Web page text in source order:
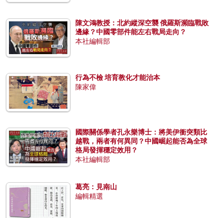
陳文鴻教授：北約縱深空襲 俄羅斯瀕臨戰敗
邊緣？中國零部件能左右戰局走向？
本社編輯部
行為不檢 培育教化才能治本
陳家偉
國際關係學者孔永樂博士：將美伊衝突類比
越戰，兩者有何異同？中國崛起能否為全球
格局發揮穩定效用？
本社編輯部
葛亮：見南山
編輯精選